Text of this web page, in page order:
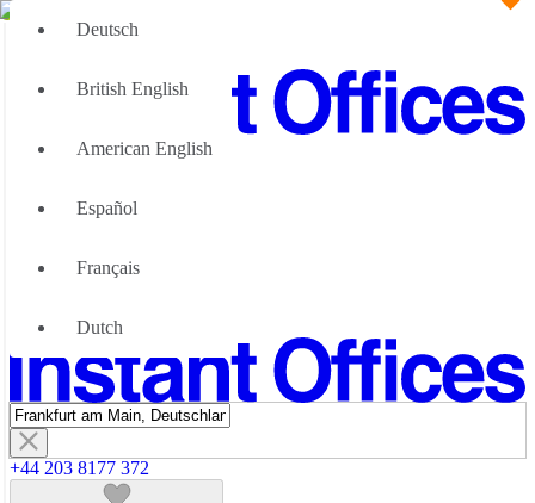
Wir können Ihnen helfen
Über uns
Kontaktiere Uns
+44 203 8177 372
Deutsch
British English
American English
Español
Français
Dutch